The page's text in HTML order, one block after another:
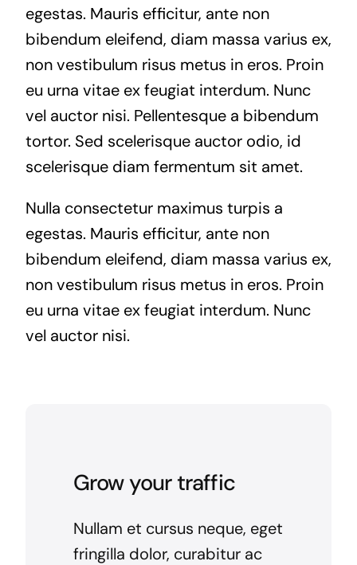
egestas. Mauris efficitur, ante non
bibendum eleifend, diam massa varius ex,
non vestibulum risus metus in eros. Proin
eu urna vitae ex feugiat interdum. Nunc
vel auctor nisi. Pellentesque a bibendum
tortor. Sed scelerisque auctor odio, id
scelerisque diam fermentum sit amet.
Nulla consectetur maximus turpis a
egestas. Mauris efficitur, ante non
bibendum eleifend, diam massa varius ex,
non vestibulum risus metus in eros. Proin
eu urna vitae ex feugiat interdum. Nunc
vel auctor nisi.
Grow your traffic
Nullam et cursus neque, eget
fringilla dolor, curabitur ac